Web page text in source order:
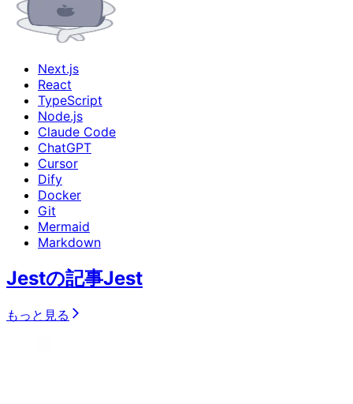
Next.js
React
TypeScript
Node.js
Claude Code
ChatGPT
Cursor
Dify
Docker
Git
Mermaid
Markdown
Jestの記事Jest
もっと見る